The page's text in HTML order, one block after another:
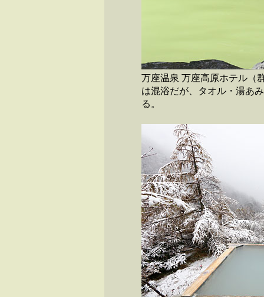
万座温泉 万座高原ホテル（
は混浴だが、タオル・湯あ
る。